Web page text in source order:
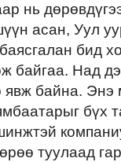
нь
асан, Уул
бид
байгаа. Над
явж байна.
бүх
туулаад